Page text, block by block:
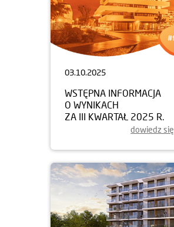
03.10.2025
WSTĘPNA INFORMACJA
O WYNIKACH
ZA III KWARTAŁ 2025 R.
dowiedz